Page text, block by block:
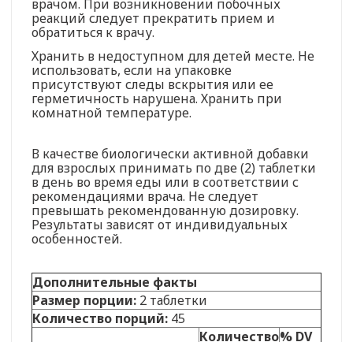
врачом. При возникновении побочных
реакций следует прекратить прием и
обратиться к врачу.
Хранить в недоступном для детей месте. Не
использовать, если на упаковке
присутствуют следы вскрытия или ее
герметичность нарушена. Хранить при
комнатной температуре.
В качестве биологически активной добавки
для взрослых принимать по две (2) таблетки
в день во время еды или в соответствии с
рекомендациями врача. Не следует
превышать рекомендованную дозировку.
Результаты зависят от индивидуальных
особенностей.
Дополнительные факты
Размер порции: 2 таблетки
Количество порций: 45
Количество% DV